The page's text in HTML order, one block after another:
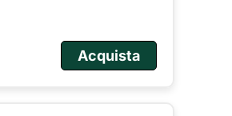
Acquista